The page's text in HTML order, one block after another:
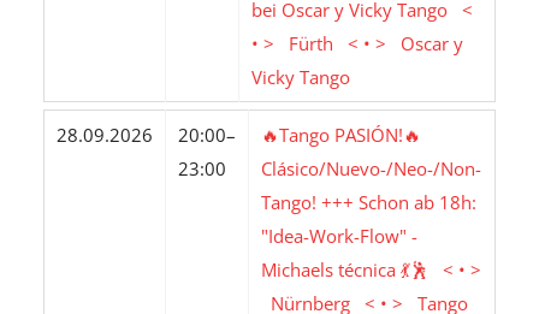
bei Oscar y Vicky Tango <
• > Fürth < • > Oscar y
Vicky Tango
28.09.2026
20:00–
23:00
🔥Tango PASIÓN!🔥
Clásico/Nuevo-/Neo-/Non-
Tango! +++ Schon ab 18h:
"Idea-Work-Flow" -
Michaels técnica 💃🕺 < • >
Nürnberg < • > Tango